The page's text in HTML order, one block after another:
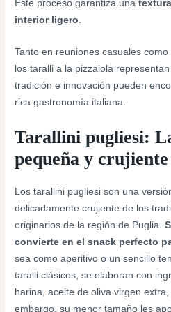
Este proceso garantiza una
interior ligero.
Tanto en reuniones casuales
los taralli a la pizzaiola
tradición e innovación pueden
rica gastronomía italiana.
Tarallini pugliesi:
pequeña y crujiente
Los tarallini pugliesi son una
delicadamente crujiente de los
originarios de la región de Puglia.
convierte en el snack perfecto
sea como aperitivo o un sencillo
taralli clásicos, se elaboran con
harina, aceite de oliva virgen
embargo, su menor tamaño les